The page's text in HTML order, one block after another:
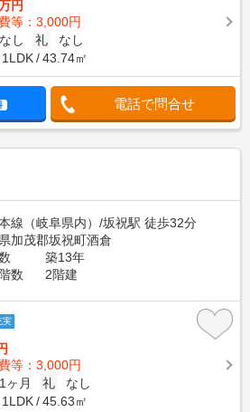
円
等：3,000円
なし 礼
なし
1LDK 43.74㎡
電話で問合せ
線（岐阜県内）/坂祝駅 徒歩32分
加茂郡坂祝町酒倉
築13年
数
2階建
実
等：3,000円
1ヶ月 礼
なし
1LDK 45.63㎡